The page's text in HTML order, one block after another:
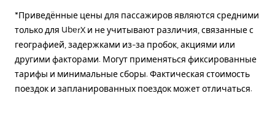
*Приведённые цены для пассажиров являются средними
только для UberX и не учитывают различия, связанные с
географией, задержками из-за пробок, акциями или
другими факторами. Могут применяться фиксированные
тарифы и минимальные сборы. Фактическая стоимость
поездок и запланированных поездок может отличаться.